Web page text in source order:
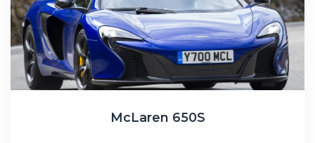
McLaren 650S